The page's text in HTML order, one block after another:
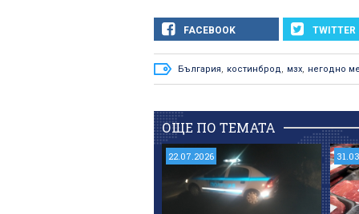
FACEBOOK TWITTER
България, костинброд, мзх, негодно
ОЩЕ ПО ТЕМАТА
22.07.2026